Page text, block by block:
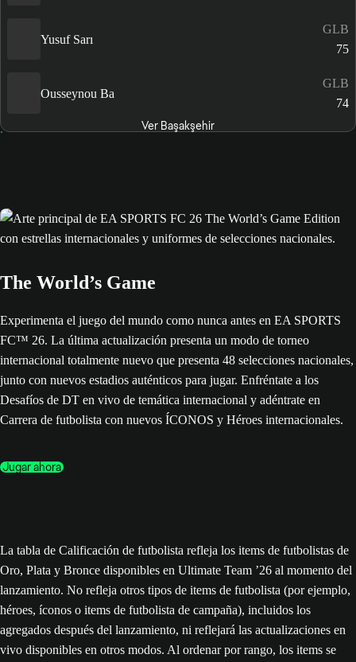
Yusuf Sarı
GLB
75
Ousseynou Ba
GLB
74
Ver Başakşehir
The World’s Game
Experimenta el juego del mundo como nunca antes en EA SPORTS
FC™ 26. La última actualización presenta un modo de torneo
internacional totalmente nuevo que presenta 48 selecciones nacionales,
junto con nuevos estadios auténticos para jugar. Enfréntate a los
Desafíos de DT en vivo de temática internacional y adéntrate en
Carrera de futbolista con nuevos ÍCONOS y Héroes internacionales.
Jugar ahora
La tabla de Calificación de futbolista refleja los items de futbolistas de
Oro, Plata y Bronce disponibles en Ultimate Team ’26 al momento del
lanzamiento. No refleja otros tipos de items de futbolista (por ejemplo,
héroes, íconos o items de futbolista de campaña), incluidos los
agregados después del lanzamiento, ni reflejará las actualizaciones en
vivo disponibles en otros modos. Al ordenar por rango, los items se